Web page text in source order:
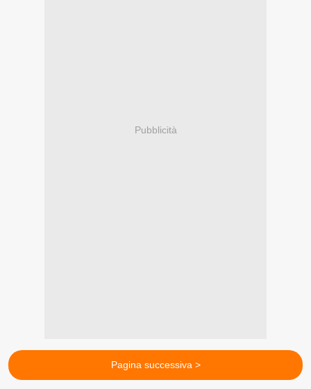
Pubblicità
Pagina successiva >